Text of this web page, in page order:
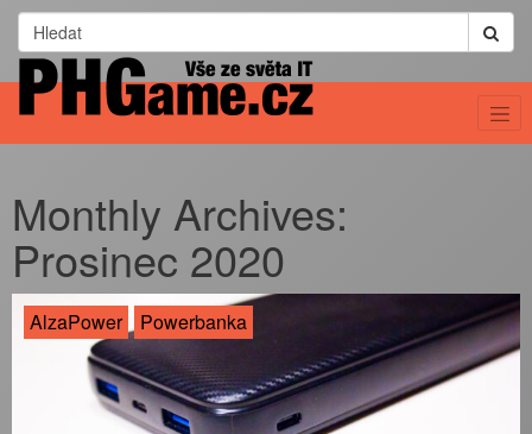
Monthly Archives:
Prosinec 2020
AlzaPower Powerbanka